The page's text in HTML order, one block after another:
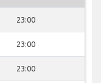
23:00
23:00
23:00